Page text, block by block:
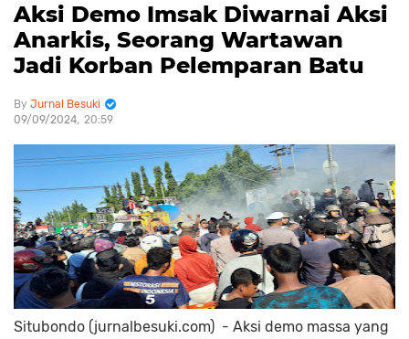
Aksi Demo Imsak Diwarnai Aksi
Anarkis, Seorang Wartawan
Jadi Korban Pelemparan Batu
Jurnal Besuki
09/09/2024 20:59
Situbondo (jurnalbesuki.com) - Aksi demo massa yang